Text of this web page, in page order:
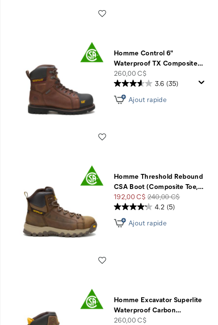
Homme Control 6"
Waterproof TX Composite…
price
260,00 C$
3.6 (35)
Ajout rapide
Homme Threshold Rebound
CSA Boot (Composite Toe,…
Prix
soldé
192,00 C$Prix
de
240,00 C$
4.2 (5)
Ajout rapide
Homme Excavator Superlite
Waterproof Carbon…
price
260,00 C$